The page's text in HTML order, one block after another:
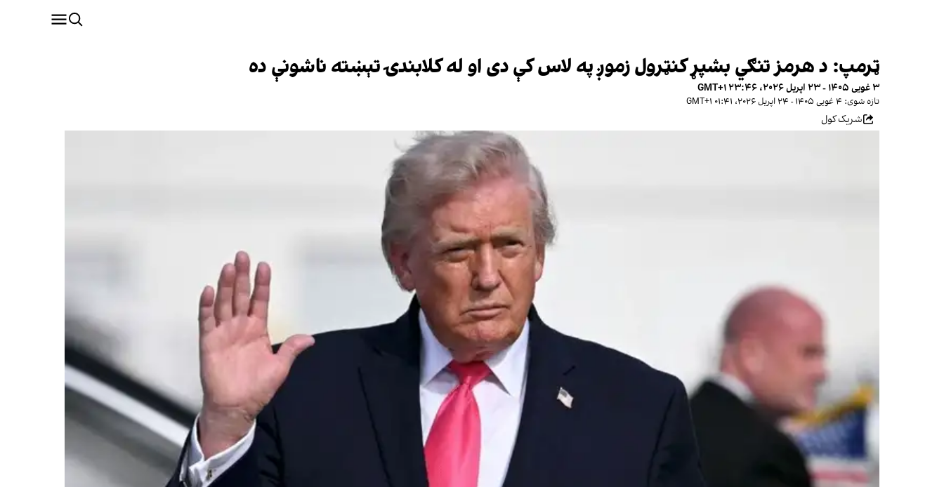
ټرمپ: د هرمز تنګي بشپړ کنټرول زموږ په لاس کې دی او له کلابندۍ تېښته ناشونې ده
۳ غویی ۱۴۰۵ - ۲۳ اپریل ۲۰۲۶، ۲۳:۴۶ GMT+۱
تازه شوی: ۴ غویی ۱۴۰۵ - ۲۴ اپریل ۲۰۲۶، ۰۱:۴۱ GMT+۱
شریک کول